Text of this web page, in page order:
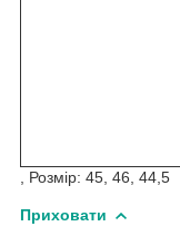
, Розмір: 45, 46, 44,5
Приховати